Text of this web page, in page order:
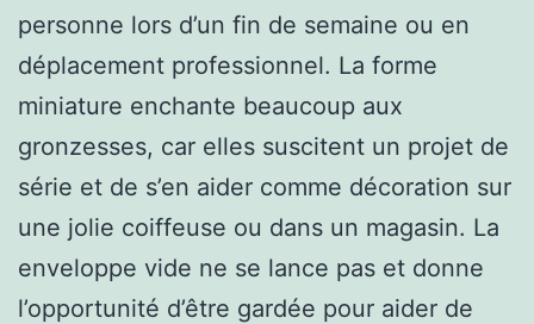
personne lors d’un fin de semaine ou en
déplacement professionnel. La forme
miniature enchante beaucoup aux
gronzesses, car elles suscitent un projet de
série et de s’en aider comme décoration sur
une jolie coiffeuse ou dans un magasin. La
enveloppe vide ne se lance pas et donne
l’opportunité d’être gardée pour aider de